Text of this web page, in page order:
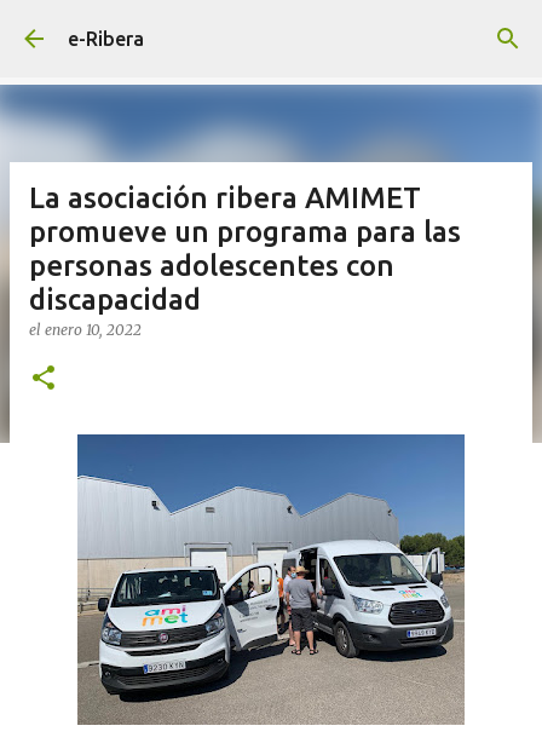
e-Ribera
La asociación ribera AMIMET
promueve un programa para las
personas adolescentes con
discapacidad
el enero 10, 2022